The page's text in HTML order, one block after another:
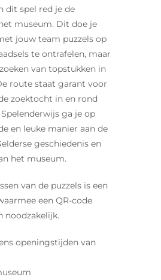
dit spel red je de
museum. Dit doe je
jouw team puzzels op
te ontrafelen, maar
van topstukken in
route staat garant voor
zoektocht in en rond
ga je op
en leuke manier aan de
geschiedenis en
het museum.
van de puzzels is een
een QR-code
noodzakelijk.
openingstijden van